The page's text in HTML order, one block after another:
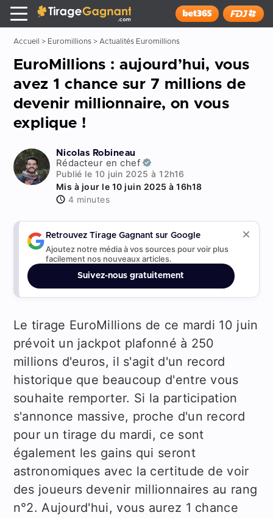
x
Tirage Gagnant
Installer
Accueil > Euromillions> Actualités Euromillions
EuroMillions : aujourd’hui, vous
avez 1 chance sur 7 millions de
devenir millionnaire, on vous
explique !
Nicolas Robineau
Rédacteur en chef
Publié le 10 juin 2025 à 12h16
Mis à jour le 10 juin 2025 à 16h18
4 minutes
Retrouvez Tirage Gagnant sur Google
Ajoutez notre média à vos sources pour voir plus
facilement nos nouveaux articles.
Suivez-nous gratuitement
Le tirage EuroMillions de ce mardi 10 juin
prévoit un jackpot plafonné à 250
millions d'euros, il s'agit d'un record
historique que beaucoup d'entre vous
souhaite remporter. Si la participation
s'annonce massive, proche d'un record
pour un tirage du mardi, ce sont
également les gains qui seront
astronomiques avec la certitude de voir
des joueurs devenir millionnaires au rang
n°2. Aujourd'hui, vous aurez 1 chance